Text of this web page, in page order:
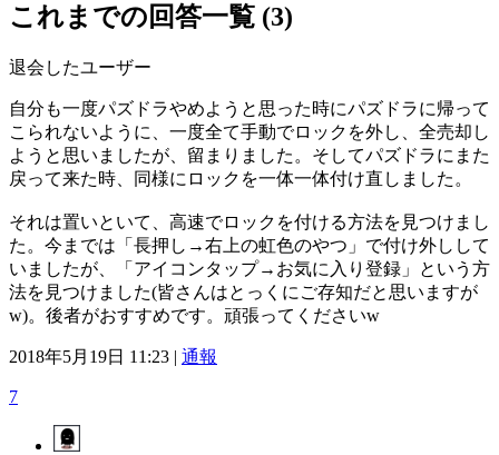
これまでの回答一覧 (3)
退会したユーザー
自分も一度パズドラやめようと思った時にパズドラに帰って
こられないように、一度全て手動でロックを外し、全売却し
ようと思いましたが、留まりました。そしてパズドラにまた
戻って来た時、同様にロックを一体一体付け直しました。
それは置いといて、高速でロックを付ける方法を見つけまし
た。今までは「長押し→右上の虹色のやつ」で付け外しして
いましたが、「アイコンタップ→お気に入り登録」という方
法を見つけました(皆さんはとっくにご存知だと思いますが
w)。後者がおすすめです。頑張ってくださいw
2018年5月19日 11:23 | 通報
7